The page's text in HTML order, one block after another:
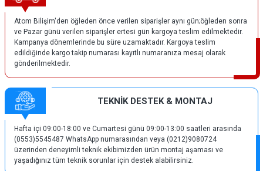
Atom Bilişim'den öğleden önce verilen siparişler aynı gün;öğleden sonra
ve Pazar günü verilen siparişler ertesi gün kargoya teslim edilmektedir.
Kampanya dönemlerinde bu süre uzamaktadır. Kargoya teslim
edildiğinde kargo takip numarası kayıtlı numaranıza mesaj olarak
gönderilmektedir.
TEKNİK DESTEK & MONTAJ
Hafta içi 09:00-18:00 ve Cumartesi günü 09:00-13:00 saatleri arasında
(0553)5545487 WhatsApp numarasından veya (0212)9080724
üzerinden deneyimli teknik ekibimizden ürün montaj aşaması ve
yaşadığınız tüm teknik sorunlar için destek alabilirsiniz.